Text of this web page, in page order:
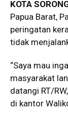
KOTA
Papua Barat,
peringatan
tidak
“Saya mau
masyarakat
datangi RT/
di kantor